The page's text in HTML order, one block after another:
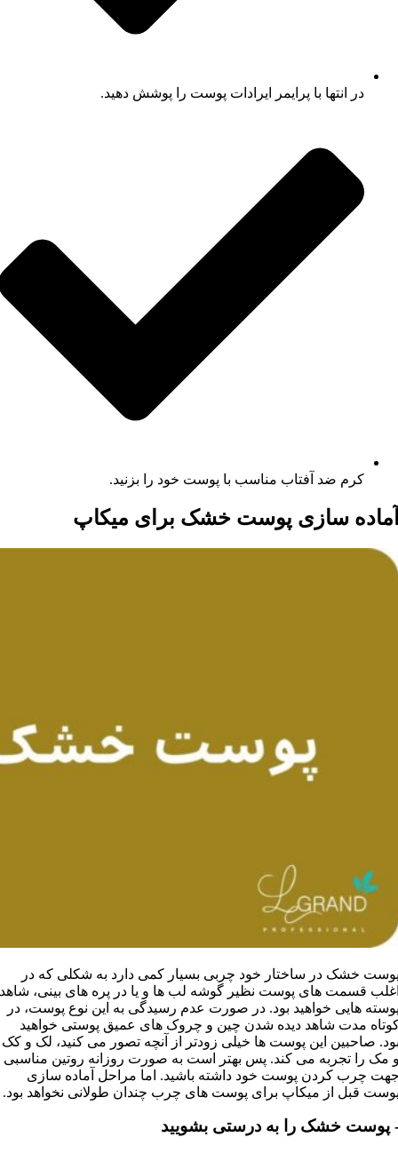
در انتها با پرایمر ایرادات پوست را پوشش دهید.
کرم ضد آفتاب مناسب با پوست خود را بزنید.
سازی پوست خشک برای میکاپ
خشک در ساختار خود چربی بسیار کمی دارد به شکلی که در
قسمت های پوست نظیر گوشه لب ها و یا در پره های بینی، شاهد
هایی خواهید بود. در صورت عدم رسیدگی به این نوع پوست، در
مدت شاهد دیده شدن چین و چروک های عمیق پوستی خواهید
صاحبین این پوست ها خیلی زودتر از آنچه تصور می کنید، لک و کک
مک را تجربه می کند. پس بهتر است به صورت روزانه روتین مناسبی
چرب کردن پوست خود داشته باشید. اما مراحل آماده سازی
قبل از میکاپ برای پوست های چرب چندان طولانی نخواهد بود.
پوست خشک را به درستی بشویید